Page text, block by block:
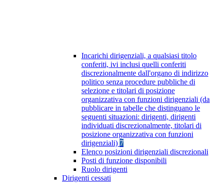
Incarichi dirigenziali, a qualsiasi titolo
conferiti, ivi inclusi quelli conferiti
discrezionalmente dall'organo di indirizzo
politico senza procedure pubbliche di
selezione e titolari di posizione
organizzativa con funzioni dirigenziali (da
pubblicare in tabelle che distinguano le
seguenti situazioni: dirigenti, dirigenti
individuati discrezionalmente, titolari di
posizione organizzativa con funzioni
dirigenziali) 7
Elenco posizioni dirigenziali discrezionali
Posti di funzione disponibili
Ruolo dirigenti
Dirigenti cessati